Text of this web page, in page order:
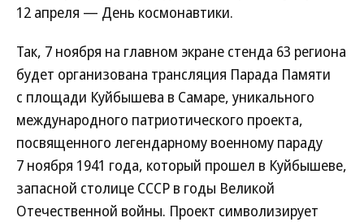
12 апреля — День космонавтики.
Так, 7 ноября на главном экране стенда 63 региона
будет организована трансляция Парада Памяти
с площади Куйбышева в Самаре, уникального
международного патриотического проекта,
посвященного легендарному военному параду
7 ноября 1941 года, который прошел в Куйбышеве,
запасной столице СССР в годы Великой
Отечественной войны. Проект символизирует